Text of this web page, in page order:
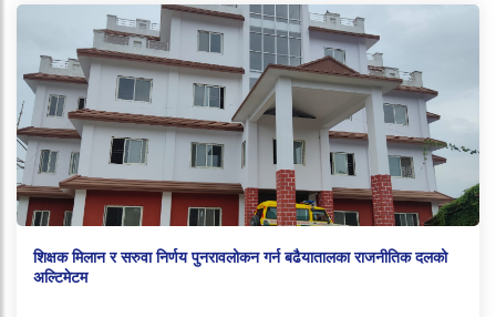
शिक्षक मिलान र सरुवा निर्णय पुनरावलोकन गर्न बढैयातालका राजनीतिक दलको
अल्टिमेटम